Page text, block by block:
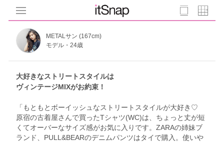
METALサン (167cm)
モデル・24歳
大好きなストリートスタイルは
ヴィンテージMIXがお約束！
「もともとボーイッシュなストリートスタイルが大好き♡
原宿の古着屋さんで買ったTシャツ(WC)は、ちょっと丈が短
くてオーバーなサイズ感がお気に入りです。ZARAの姉妹ブ
ランド、PULL&BEARのデニムパンツはタイで購入。使いや